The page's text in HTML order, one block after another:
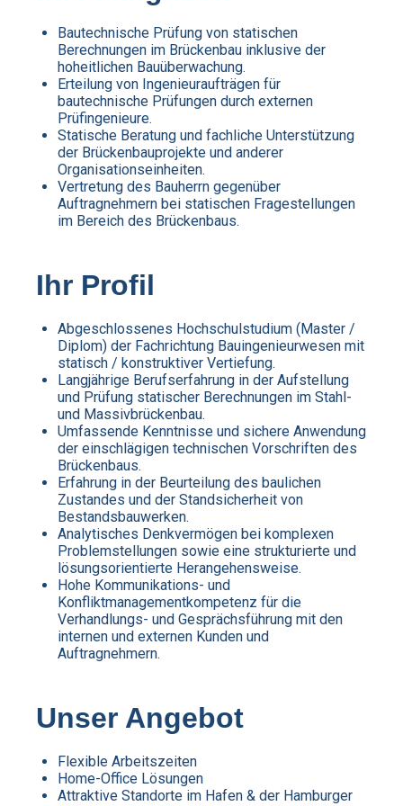
Bautechnische Prüfung von statischen
Berechnungen im Brückenbau inklusive der
hoheitlichen Bauüberwachung.
Erteilung von Ingenieuraufträgen für
bautechnische Prüfungen durch externen
Prüfingenieure.
Statische Beratung und fachliche Unterstützung
der Brückenbauprojekte und anderer
Organisationseinheiten.
Vertretung des Bauherrn gegenüber
Auftragnehmern bei statischen Fragestellungen
im Bereich des Brückenbaus.
Ihr Profil
Abgeschlossenes Hochschulstudium (Master /
Diplom) der Fachrichtung Bauingenieurwesen mit
statisch / konstruktiver Vertiefung.
Langjährige Berufserfahrung in der Aufstellung
und Prüfung statischer Berechnungen im Stahl-
und Massivbrückenbau.
Umfassende Kenntnisse und sichere Anwendung
der einschlägigen technischen Vorschriften des
Brückenbaus.
Erfahrung in der Beurteilung des baulichen
Zustandes und der Standsicherheit von
Bestandsbauwerken.
Analytisches Denkvermögen bei komplexen
Problemstellungen sowie eine strukturierte und
lösungsorientierte Herangehensweise.
Hohe Kommunikations- und
Konfliktmanagementkompetenz für die
Verhandlungs- und Gesprächsführung mit den
internen und externen Kunden und
Auftragnehmern.
Unser Angebot
Flexible Arbeitszeiten
Home-Office Lösungen
Attraktive Standorte im Hafen & der Hamburger